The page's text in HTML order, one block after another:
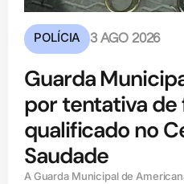
POLÍCIA 3 AGO 2026
Guarda
por tentativa de
qualificado no
Saudade
A Guarda Municipal de